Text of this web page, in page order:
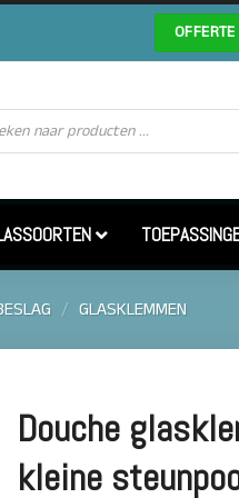
/ GLASKLEMMEN
Douche
kleine